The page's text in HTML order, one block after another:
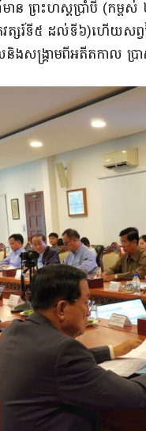
ាន ព្រះហស្តប្រាំបី (កម្
ត្សរ៍ទី៥ ដល់ទី៦)ហើយសព្វថ្
សង្គ្រាមពីអតីតកាល ប្រា